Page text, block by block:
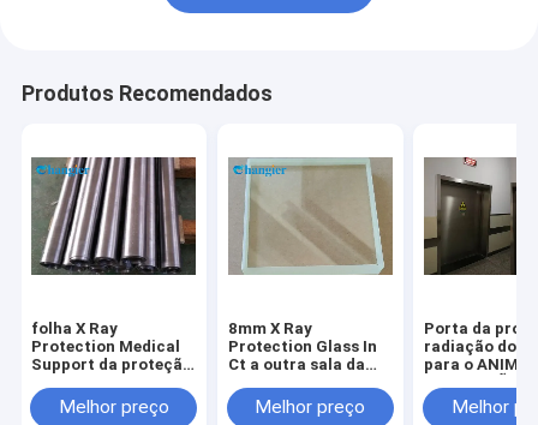
Produtos Recomendados
folha X Ray
Protection Medical
Support da proteção
ligação de 2mm
Melhor preço
8mm X Ray
Protection Glass In
Ct a outra sala da
Windows das portas
Melhor preço
Porta da
radiação do
para o
Ray Lead
protetor
Melhor